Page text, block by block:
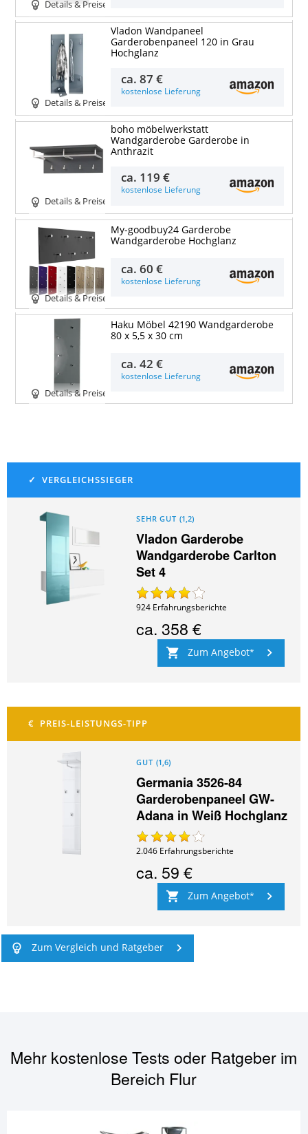
Details & Preise
Details & Preise
Vladon Wandpaneel
Garderobenpaneel 120 in Grau
Hochglanz
ca.87 €
kostenlose Lieferung
Details & Preise
boho möbelwerkstatt
Wandgarderobe Garderobe in
Anthrazit
ca. 119 €
kostenlose Lieferung
Details & Preise
My-goodbuy24 Garderobe
Wandgarderobe Hochglanz
ca.60 €
kostenlose Lieferung
Details & Preise
Haku Möbel 42190 Wandgarderobe
80 x 5,5 x 30 cm
ca.42 €
kostenlose Lieferung
SEHR GUT (1,2)
Vladon Garderobe
Wandgarderobe Carlton
Set 4
924 Erfahrungsberichte
ca.358 €
Zum Angebot
GUT (1,6)
Germania 3526-84
Garderobenpaneel GW-
Adana in Weiß Hochglanz
2.046 Erfahrungsberichte
ca. 59 €
Zum Angebot
Zum Vergleich und Ratgeber
Mehr kostenlose Tests oder Ratgeber im
Bereich Flur